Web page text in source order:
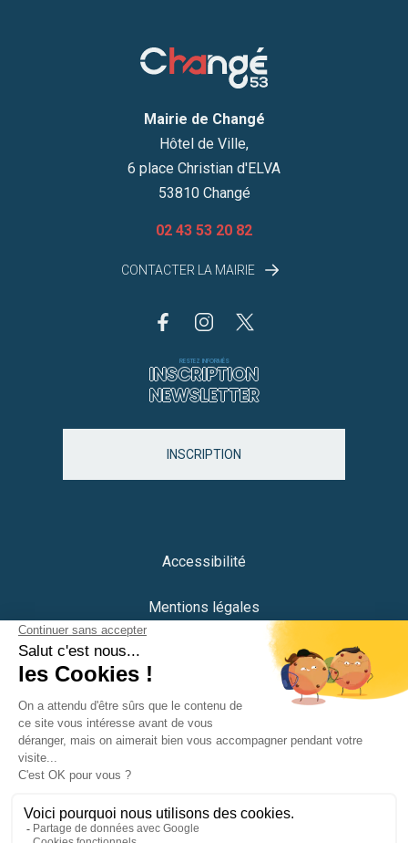
Mairie de Changé
Hôtel de Ville,
6 place Christian d'ELVA
53810 Changé
02 43 53 20 82
CONTACTER LA MAIRIE
RESTEZ INFORMÉS
INSCRIPTION
NEWSLETTER
INSCRIPTION
Accessibilité
Mentions légales
Protection des données
Plan du site
Crédits